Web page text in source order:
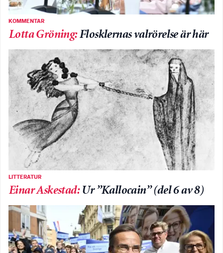
KOMMENTAR
Lotta Gröning:Flosklernas valrörelse är här
LITTERATUR
Einar Askestad: Ur ”Kallocain” (del 6 av 8)